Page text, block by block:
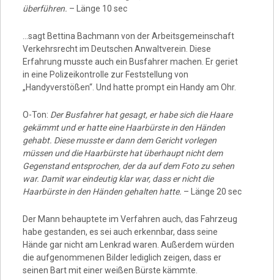
überführen. – Länge 10 sec
…sagt Bettina Bachmann von der Arbeitsgemeinschaft
Verkehrsrecht im Deutschen Anwaltverein. Diese
Erfahrung musste auch ein Busfahrer machen. Er geriet
in eine Polizeikontrolle zur Feststellung von
„Handyverstößen“. Und hatte prompt ein Handy am Ohr.
O-Ton: Der Busfahrer hat gesagt, er habe sich die Haare
gekämmt und er hatte eine Haarbürste in den Händen
gehabt. Diese musste er dann dem Gericht vorlegen
müssen und die Haarbürste hat überhaupt nicht dem
Gegenstand entsprochen, der da auf dem Foto zu sehen
war. Damit war eindeutig klar war, dass er nicht die
Haarbürste in den Händen gehalten hatte. – Länge 20 sec
Der Mann behauptete im Verfahren auch, das Fahrzeug
habe gestanden, es sei auch erkennbar, dass seine
Hände gar nicht am Lenkrad waren. Außerdem würden
die aufgenommenen Bilder lediglich zeigen, dass er
seinen Bart mit einer weißen Bürste kämmte.